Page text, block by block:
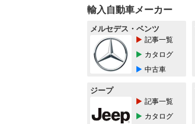
輸入自動車メーカー
メルセデス・ベンツ
記事一覧
カタログ
中古車
ジープ
記事一覧
カタログ